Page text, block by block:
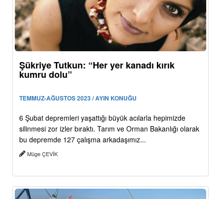
Şükriye Tutkun: “Her yer kanadı kırık
kumru dolu”
TEMMUZ-AĞUSTOS 2023 / AYIN KONUĞU
6 Şubat depremleri yaşattığı büyük acılarla hepimizde
silinmesi zor izler bıraktı. Tarım ve Orman Bakanlığı olarak
bu depremde 127 çalışma arkadaşımız...
Müge ÇEVİK